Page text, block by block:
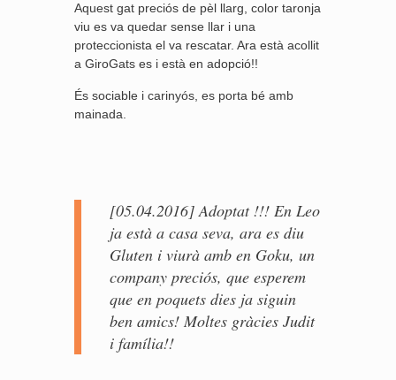
Aquest gat preciós de pèl llarg, color taronja
viu es va quedar sense llar i una
proteccionista el va rescatar. Ara està acollit
a GiroGats es i està en adopció!!
És sociable i carinyós, es porta bé amb
mainada.
[05.04.2016] Adoptat !!! En Leo
ja està a casa seva, ara es diu
Gluten i viurà amb en Goku, un
company preciós, que esperem
que en poquets dies ja siguin
ben amics! Moltes gràcies Judit
i família!!